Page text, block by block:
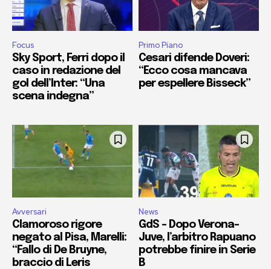
Focus
Sky Sport, Ferri dopo il
caso in redazione del
gol dell’Inter: “Una
scena indegna”
Primo Piano
Cesari difende Doveri:
“Ecco cosa mancava
per espellere Bisseck”
Avversari
Clamoroso rigore
negato al Pisa, Marelli:
“Fallo di De Bruyne,
braccio di Leris
News
GdS – Dopo Verona-
Juve, l’arbitro Rapuano
potrebbe finire in Serie
B